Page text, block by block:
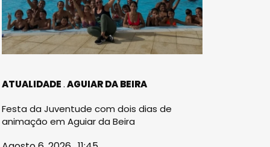
ATUALIDADE AGUIAR DA BEIRA
Festa da Juventude com dois dias de
animação em Aguiar da Beira